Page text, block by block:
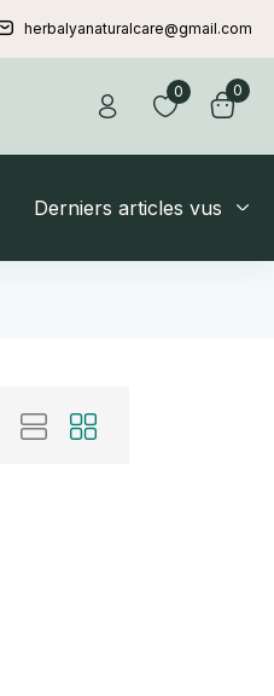
herbalyanaturalcare@gmail.com
0 0
Derniers articles vus